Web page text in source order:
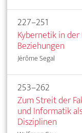
227–251
Kybernetik in
Beziehungen
Jérôme Segal
253–262
Zum Streit der
und Informatik
Disziplinen